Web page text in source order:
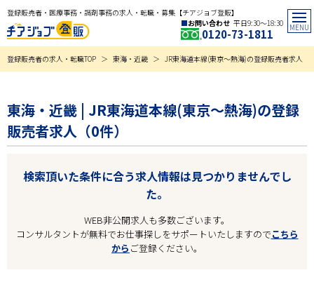
登録販売者・医療事務・調剤事務の求人・転職・募集【チアジョブ登販】
お問い合わせ 平日9:30〜18:30
0120-73-1811
登録販売者の求人・転職TOP 東海・近畿 JR東海道本線(東京～熱海)の登録販売者求人
東海・近畿 | JR東海道本線(東京～熱海)の登録
販売者求人（0件）
検索頂いた条件に合う求人情報は見つかりませんでし
た。
WEB非公開求人も多数ございます。
コンサルタントが無料でお仕事探しをサポートいたしますのでこちら
から ご登録ください。